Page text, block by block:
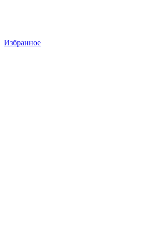
Избранное